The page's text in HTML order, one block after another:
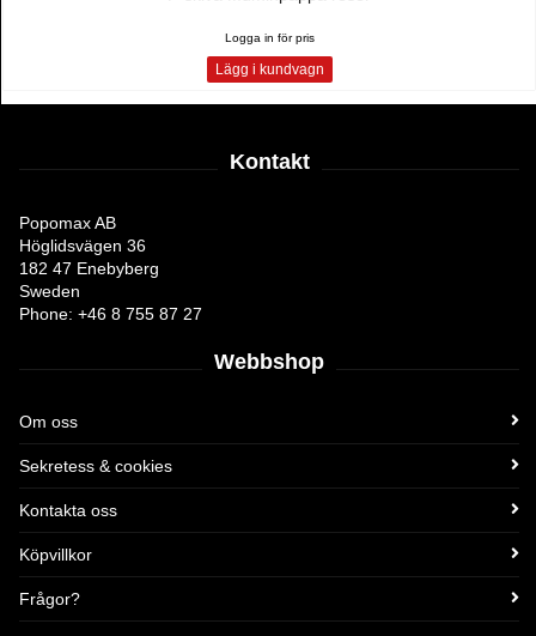
Logga in för pris
Lägg i kundvagn
Kontakt
Popomax AB
Höglidsvägen 36
182 47 Enebyberg
Sweden
Phone: +46 8 755 87 27
Webbshop
Om oss
Sekretess & cookies
Kontakta oss
Köpvillkor
Frågor?